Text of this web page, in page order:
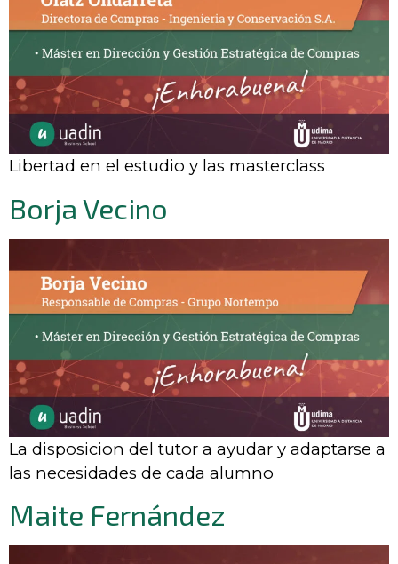
Libertad en el estudio y las masterclass
Borja Vecino
La disposicion del tutor a ayudar y adaptarse a
las necesidades de cada alumno
Maite Fernández